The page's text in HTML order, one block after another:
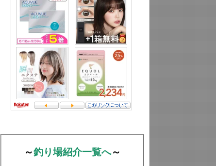
～釣り場紹介一覧へ～